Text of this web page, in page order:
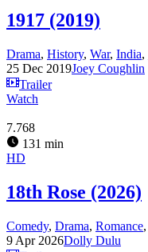
1917 (2019)
Drama, History, War, India,
25 Dec 2019Joey Coughlin
Trailer
Watch
7.768
131 min
HD
18th Rose (2026)
Comedy, Drama, Romance,
9 Apr 2026Dolly Dulu